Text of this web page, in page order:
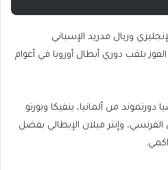
وريال مدريد الإسباني
بلقب دوري أبطال أوروبا في أعوام
دورتموند من ألمانيا، بنفيكا وبورتو
وإنتر ميلان الإيطالي بفضل